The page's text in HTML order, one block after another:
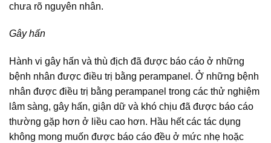
chưa rõ nguyên nhân.
Gây hấn
Hành vi gây hấn và thù địch đã được báo cáo ở những
bệnh nhân được điều trị bằng perampanel. Ở những bệnh
nhân được điều trị bằng perampanel trong các thử nghiệm
lâm sàng, gây hấn, giận dữ và khó chịu đã được báo cáo
thường gặp hơn ở liều cao hơn. Hầu hết các tác dụng
không mong muốn được báo cáo đều ở mức nhẹ hoặc